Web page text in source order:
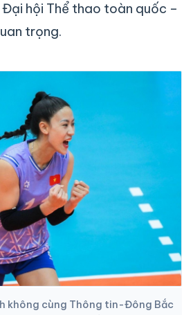
hội Thể thao toàn quốc –
trọng.
không cùng Thông tin-Đông Bắc